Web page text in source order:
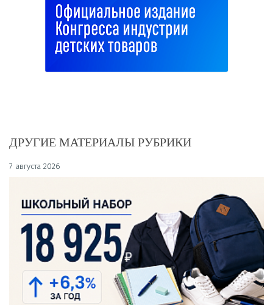
ДРУГИЕ МАТЕРИАЛЫ РУБРИКИ
7 августа 2026